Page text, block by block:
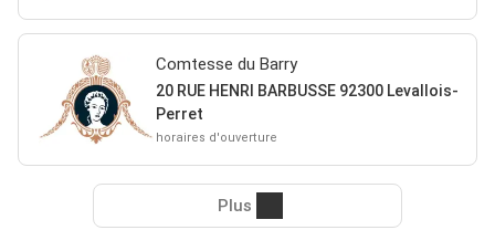
Comtesse du Barry
20 RUE HENRI BARBUSSE 92300 Levallois-
Perret
horaires d'ouverture
Plus